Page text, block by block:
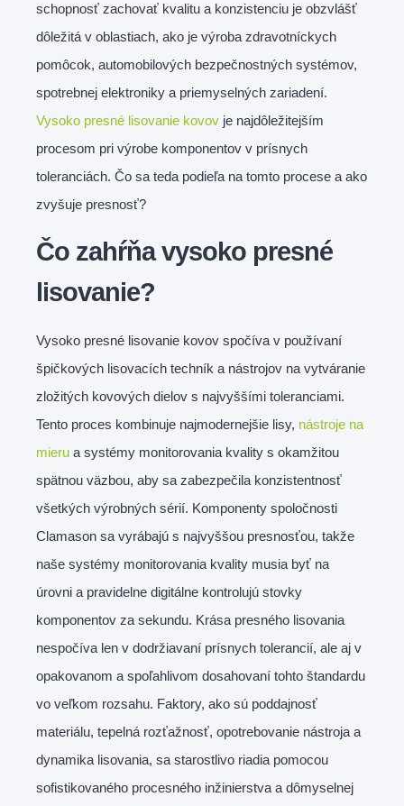
schopnosť zachovať kvalitu a konzistenciu je obzvlášť
dôležitá v oblastiach, ako je výroba zdravotníckych
pomôcok, automobilových bezpečnostných systémov,
spotrebnej elektroniky a priemyselných zariadení.
Vysoko presné lisovanie kovov je najdôležitejším
procesom pri výrobe komponentov v prísnych
toleranciách. Čo sa teda podieľa na tomto procese a ako
zvyšuje presnosť?
Čo zahŕňa vysoko presné
lisovanie?
Vysoko presné lisovanie kovov spočíva v používaní
špičkových lisovacích techník a nástrojov na vytváranie
zložitých kovových dielov s najvyššími toleranciami.
Tento proces kombinuje najmodernejšie lisy, nástroje na
mieru a systémy monitorovania kvality s okamžitou
spätnou väzbou, aby sa zabezpečila konzistentnosť
všetkých výrobných sérií. Komponenty spoločnosti
Clamason sa vyrábajú s najvyššou presnosťou, takže
naše systémy monitorovania kvality musia byť na
úrovni a pravidelne digitálne kontrolujú stovky
komponentov za sekundu. Krása presného lisovania
nespočíva len v dodržiavaní prísnych tolerancií, ale aj v
opakovanom a spoľahlivom dosahovaní tohto štandardu
vo veľkom rozsahu. Faktory, ako sú poddajnosť
materiálu, tepelná rozťažnosť, opotrebovanie nástroja a
dynamika lisovania, sa starostlivo riadia pomocou
sofistikovaného procesného inžinierstva a dômyselnej